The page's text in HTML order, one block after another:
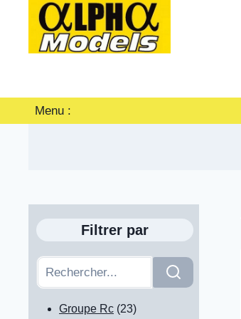
contenu
Menu :
Filtrer par
Groupe Rc 2323